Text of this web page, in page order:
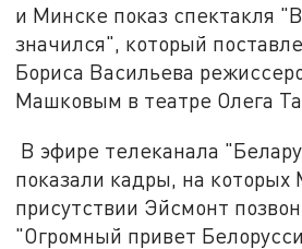
и Минске показ спектакля
значился", который
Бориса Васильева
Машковым в театре Олега
В эфире телеканала
показали кадры, на которых
присутствии Эйсмонт
"Огромный привет